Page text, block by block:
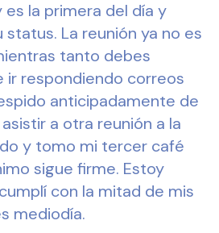
es la primera del día y
La reunión ya no es
tanto debes
ir respondiendo correos
anticipadamente de
a otra reunión a la
y tomo mi tercer café
sigue firme. Estoy
con la mitad de mis
mediodía.